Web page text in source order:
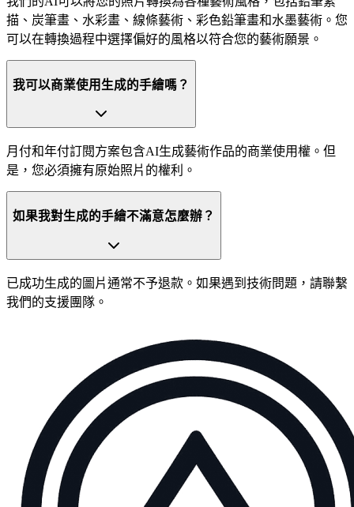
描、炭筆畫、水彩畫、線條藝術、彩色鉛筆畫和水墨藝術。您
可以在轉換過程中選擇偏好的風格以符合您的藝術願景。
我可以商業使用生成的手繪嗎？
月付和年付訂閱方案包含AI生成藝術作品的商業使用權。但
是，您必須擁有原始照片的權利。
如果我對生成的手繪不滿意怎麼辦？
已成功生成的圖片通常不予退款。如果遇到技術問題，請聯繫
我們的支援團隊。